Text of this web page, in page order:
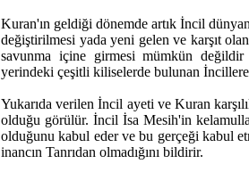
Kuran'ın geldiği dönemde artık İncil
değiştirilmesi yada yeni gelen ve karşıt
savunma içine girmesi mümkün
yerindeki çeşitli kiliselerde bulunan İncillere
Yukarıda verilen İncil ayeti ve Kuran
olduğu görülür. İncil İsa Mesih'in
olduğunu kabul eder ve bu gerçeği kabul
inancın Tanrıdan olmadığını bildirir.